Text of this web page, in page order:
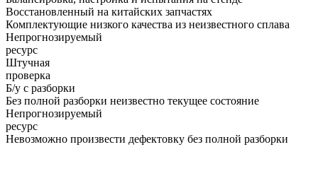
Восстановленный на китайских запчастях
Комплектующие низкого качества из неизвестного сплава
Непрогнозируемый
ресурс
Штучная
проверка
Б/у с разборки
Без полной разборки неизвестно текущее состояние
Непрогнозируемый
ресурс
Невозможно произвести дефектовку без полной разборки